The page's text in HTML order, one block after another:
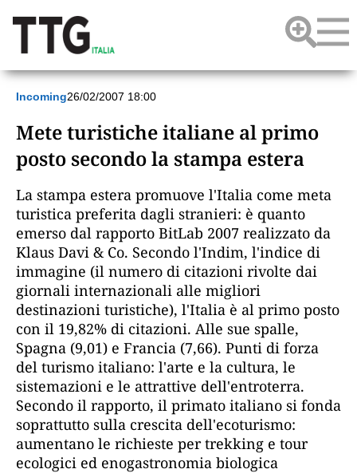
Incoming26/02/2007 18:00
Mete turistiche italiane al primo
posto secondo la stampa estera
La stampa estera promuove l'Italia come meta
turistica preferita dagli stranieri: è quanto
emerso dal rapporto BitLab 2007 realizzato da
Klaus Davi & Co. Secondo l'Indim, l'indice di
immagine (il numero di citazioni rivolte dai
giornali internazionali alle migliori
destinazioni turistiche), l'Italia è al primo posto
con il 19,82% di citazioni. Alle sue spalle,
Spagna (9,01) e Francia (7,66). Punti di forza
del turismo italiano: l'arte e la cultura, le
sistemazioni e le attrattive dell'entroterra.
Secondo il rapporto, il primato italiano si fonda
soprattutto sulla crescita dell'ecoturismo:
aumentano le richieste per trekking e tour
ecologici ed enogastronomia biologica